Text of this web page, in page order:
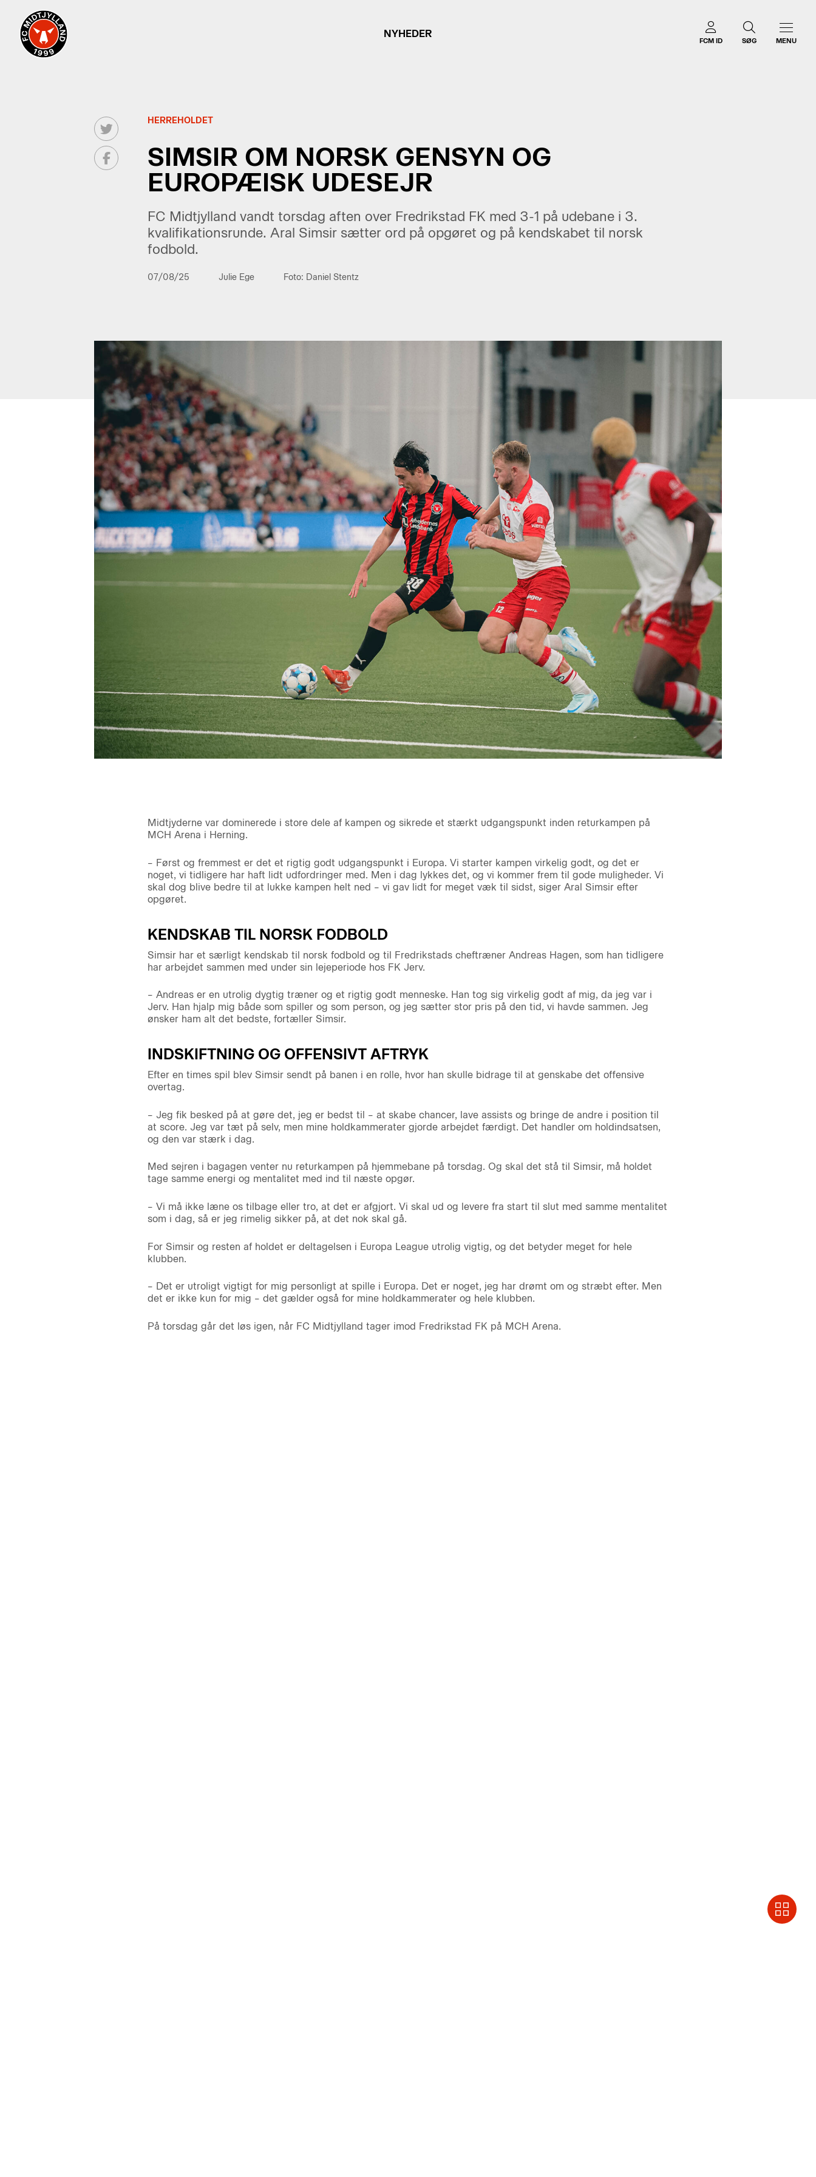
NYHEDER
FCM ID SØG MENU
HERREHOLDET
SIMSIR OM NORSK GENSYN OG
EUROPÆISK UDESEJR
FC Midtjylland vandt torsdag aften over Fredrikstad FK med 3-1 på udebane i 3.
kvalifikationsrunde. Aral Simsir sætter ord på opgøret og på kendskabet til norsk
fodbold.
07/08/25 Julie Ege Foto: Daniel Stentz
Midtjyderne var dominerede i store dele af kampen og sikrede et stærkt udgangspunkt inden returkampen på
MCH Arena i Herning.
– Først og fremmest er det et rigtig godt udgangspunkt i Europa. Vi starter kampen virkelig godt, og det er
noget, vi tidligere har haft lidt udfordringer med. Men i dag lykkes det, og vi kommer frem til gode muligheder. Vi
skal dog blive bedre til at lukke kampen helt ned – vi gav lidt for meget væk til sidst, siger Aral Simsir efter
opgøret.
KENDSKAB TIL NORSK FODBOLD
Simsir har et særligt kendskab til norsk fodbold og til Fredrikstads cheftræner Andreas Hagen, som han tidligere
har arbejdet sammen med under sin lejeperiode hos FK Jerv.
– Andreas er en utrolig dygtig træner og et rigtig godt menneske. Han tog sig virkelig godt af mig, da jeg var i
Jerv. Han hjalp mig både som spiller og som person, og jeg sætter stor pris på den tid, vi havde sammen. Jeg
ønsker ham alt det bedste, fortæller Simsir.
INDSKIFTNING OG OFFENSIVT AFTRYK
Efter en times spil blev Simsir sendt på banen i en rolle, hvor han skulle bidrage til at genskabe det offensive
overtag.
– Jeg fik besked på at gøre det, jeg er bedst til – at skabe chancer, lave assists og bringe de andre i position til
at score. Jeg var tæt på selv, men mine holdkammerater gjorde arbejdet færdigt. Det handler om holdindsatsen,
og den var stærk i dag.
Med sejren i bagagen venter nu returkampen på hjemmebane på torsdag. Og skal det stå til Simsir, må holdet
tage samme energi og mentalitet med ind til næste opgør.
– Vi må ikke læne os tilbage eller tro, at det er afgjort. Vi skal ud og levere fra start til slut med samme mentalitet
som i dag, så er jeg rimelig sikker på, at det nok skal gå.
For Simsir og resten af holdet er deltagelsen i Europa League utrolig vigtig, og det betyder meget for hele
klubben.
– Det er utroligt vigtigt for mig personligt at spille i Europa. Det er noget, jeg har drømt om og stræbt efter. Men
det er ikke kun for mig – det gælder også for mine holdkammerater og hele klubben.
På torsdag går det løs igen, når FC Midtjylland tager imod Fredrikstad FK på MCH Arena.